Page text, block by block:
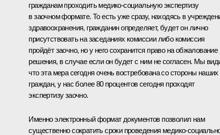
гражданам проходить медико-социальную экспертизу
в заочном формате. То есть уже сразу, находясь в
здравоохранения, гражданин определяет, будет он лично
присутствовать на заседаниях комиссии либо комиссия
пройдёт заочно, но у него сохранится право на обжалование
решения, в случае если он будет с ним не согласен. Мы
что эта мера сегодня очень востребована со стороны наших
граждан, у нас более 80 процентов сегодня проходят
экспертизу заочно.
Именно электронный формат документов позволил нам
существенно сократить сроки проведения медико-